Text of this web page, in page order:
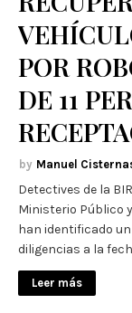
POR
DE 11
Manuel
Detectives de la
Ministerio Público
han identificado
diligencias a la
Leer más